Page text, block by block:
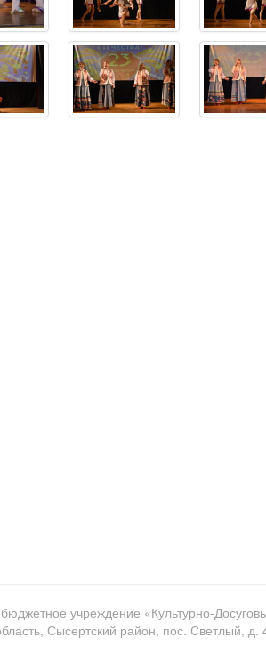
учреждение «Культурно-
Сысертский район, пос. Светлый, д.